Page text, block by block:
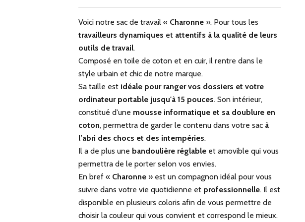
Voici notre sac de travail « Charonne ». Pour tous les
travailleurs dynamiques et attentifs à la qualité de leurs
outils de travail.
Composé en toile de coton et en cuir, il rentre dans le
style urbain et chic de notre marque.
Sa taille est idéale pour ranger vos dossiers et votre
ordinateur portable jusqu'à 15 pouces. Son intérieur,
constitué d'une mousse informatique et sa doublure en
coton, permettra de garder le contenu dans votre sac à
l’abri des chocs et des intempéries.
Il a de plus une bandoulière réglable et amovible qui vous
permettra de le porter selon vos envies.
En bref « Charonne » est un compagnon idéal pour vous
suivre dans votre vie quotidienne et professionnelle. Il est
disponible en plusieurs coloris afin de vous permettre de
choisir la couleur qui vous convient et correspond le mieux.